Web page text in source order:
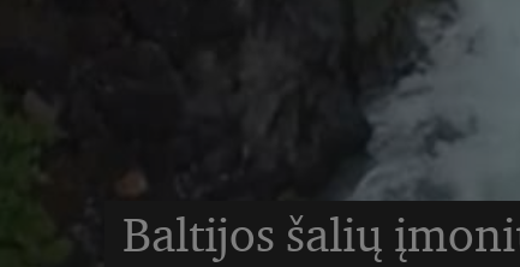
Baltijos šalių